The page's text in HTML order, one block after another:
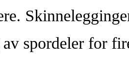
spordeler for